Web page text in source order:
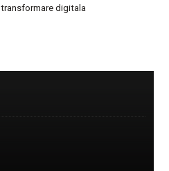
transformare digitala